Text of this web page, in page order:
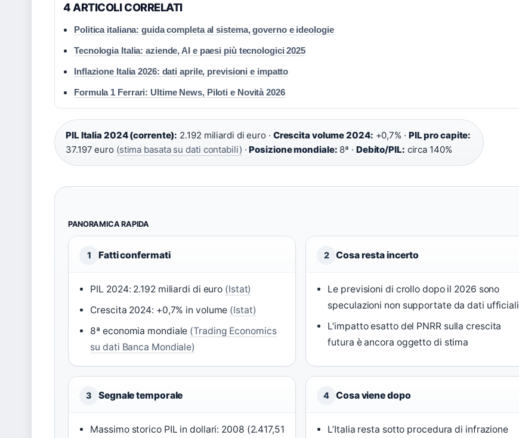
4 ARTICOLI CORRELATI
Politica italiana: guida completa al sistema, governo e ideologie
Tecnologia Italia: aziende, AI e paesi più tecnologici 2025
Inflazione Italia 2026: dati aprile, previsioni e impatto
Formula 1 Ferrari: Ultime News, Piloti e Novità 2026
PIL Italia 2024 (corrente): 2.192 miliardi di euro · Crescita volume 2024: +0,7% · PIL pro capite:
37.197 euro (stima basata su dati contabili) ·Posizione mondiale: 8ª · Debito/PIL: circa 140%
PANORAMICA RAPIDA
1 Fatti confermati
PIL 2024: 2.192 miliardi di euro (Istat)
Crescita 2024: +0,7% in volume (Istat)
8ª economia mondiale (Trading Economics
su dati Banca Mondiale)
2 Cosa resta incerto
Le previsioni di crollo dopo il 2026 sono
speculazioni non supportate da dati ufficiali
L’impatto esatto del PNRR sulla crescita
futura è ancora oggetto di stima
3 Segnale temporale
Massimo storico PIL in dollari: 2008 (2.417,51
4 Cosa viene dopo
L’Italia resta sotto procedura di infrazione